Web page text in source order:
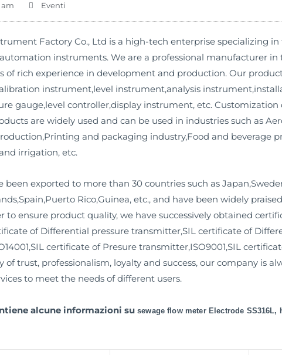
am Eventi
Factory Co., Ltd is a high-tech enterprise specializing
instruments. We are a professional manufacturer
of rich experience in development and production. Our
instrument,level instrument,analysis
gauge,level controller,display instrument, etc.
are widely used and can be used in industries such as
and packaging industry,Food and beverage
irrigation, etc.
been exported to more than 30 countries such as
Rico,Guinea, etc., and have been widely
to ensure product quality, we have successively obtained
of Differential pressure transmitter,SIL certificate of
certificate of Presure transmitter,ISO9001,SIL
of trust, professionalism, loyalty and success, our company is
to meet the needs of different users.
alcune informazioni susewage flow meter Electrode